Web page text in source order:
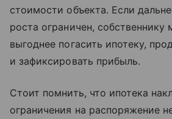
стоимости объекта. Если
роста ограничен,
выгоднее погасить ипотеку,
и зафиксировать прибыль.
Стоит помнить, что ипотека
ограничения на распоряжение